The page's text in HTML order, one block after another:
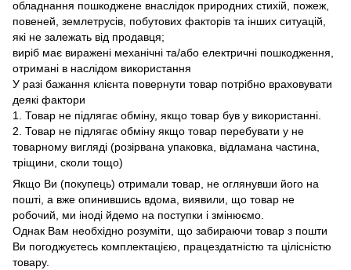
обладнання пошкоджене внаслідок природних стихій, пожеж,
повеней, землетрусів, побутових факторів та інших ситуацій,
які не залежать від продавця;
виріб має виражені механічні та/або електричні пошкодження,
отримані в наслідом використання
У разі бажання клієнта повернути товар потрібно враховувати
деякі фактори
1. Товар не підлягає обміну, якщо товар був у використанні.
2. Товар не підлягає обміну якщо товар перебувати у не
товарному вигляді (розірвана упаковка, відламана частина,
тріщини, сколи тощо)
Якщо Ви (покупець) отримали товар, не оглянувши його на
пошті, а вже опинившись вдома, виявили, що товар не
робочий, ми іноді йдемо на поступки і змінюємо.
Однак Вам необхідно розуміти, що забираючи товар з пошти
Ви погоджуєтесь комплектацією, працездатністю та цілісністю
товару.